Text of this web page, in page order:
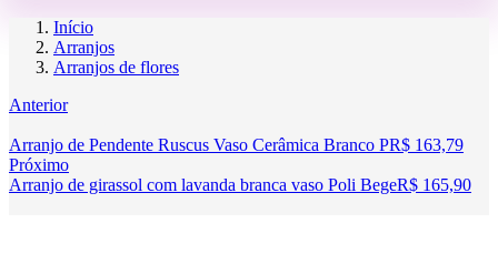
Início
Arranjos
Arranjos de flores
Anterior
Arranjo de Pendente Ruscus Vaso Cerâmica Branco PR$ 163,79
Próximo
Arranjo de girassol com lavanda branca vaso Poli BegeR$ 165,90